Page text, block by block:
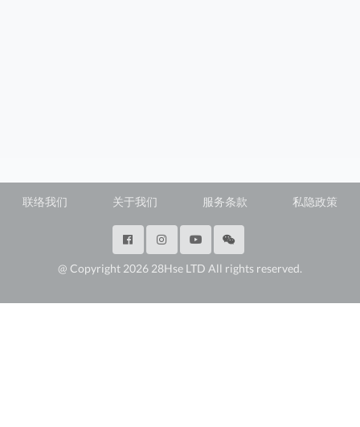
联络我们 关于我们 服务条款 私隐政策
@ Copyright 2026 28Hse LTD All rights reserved.